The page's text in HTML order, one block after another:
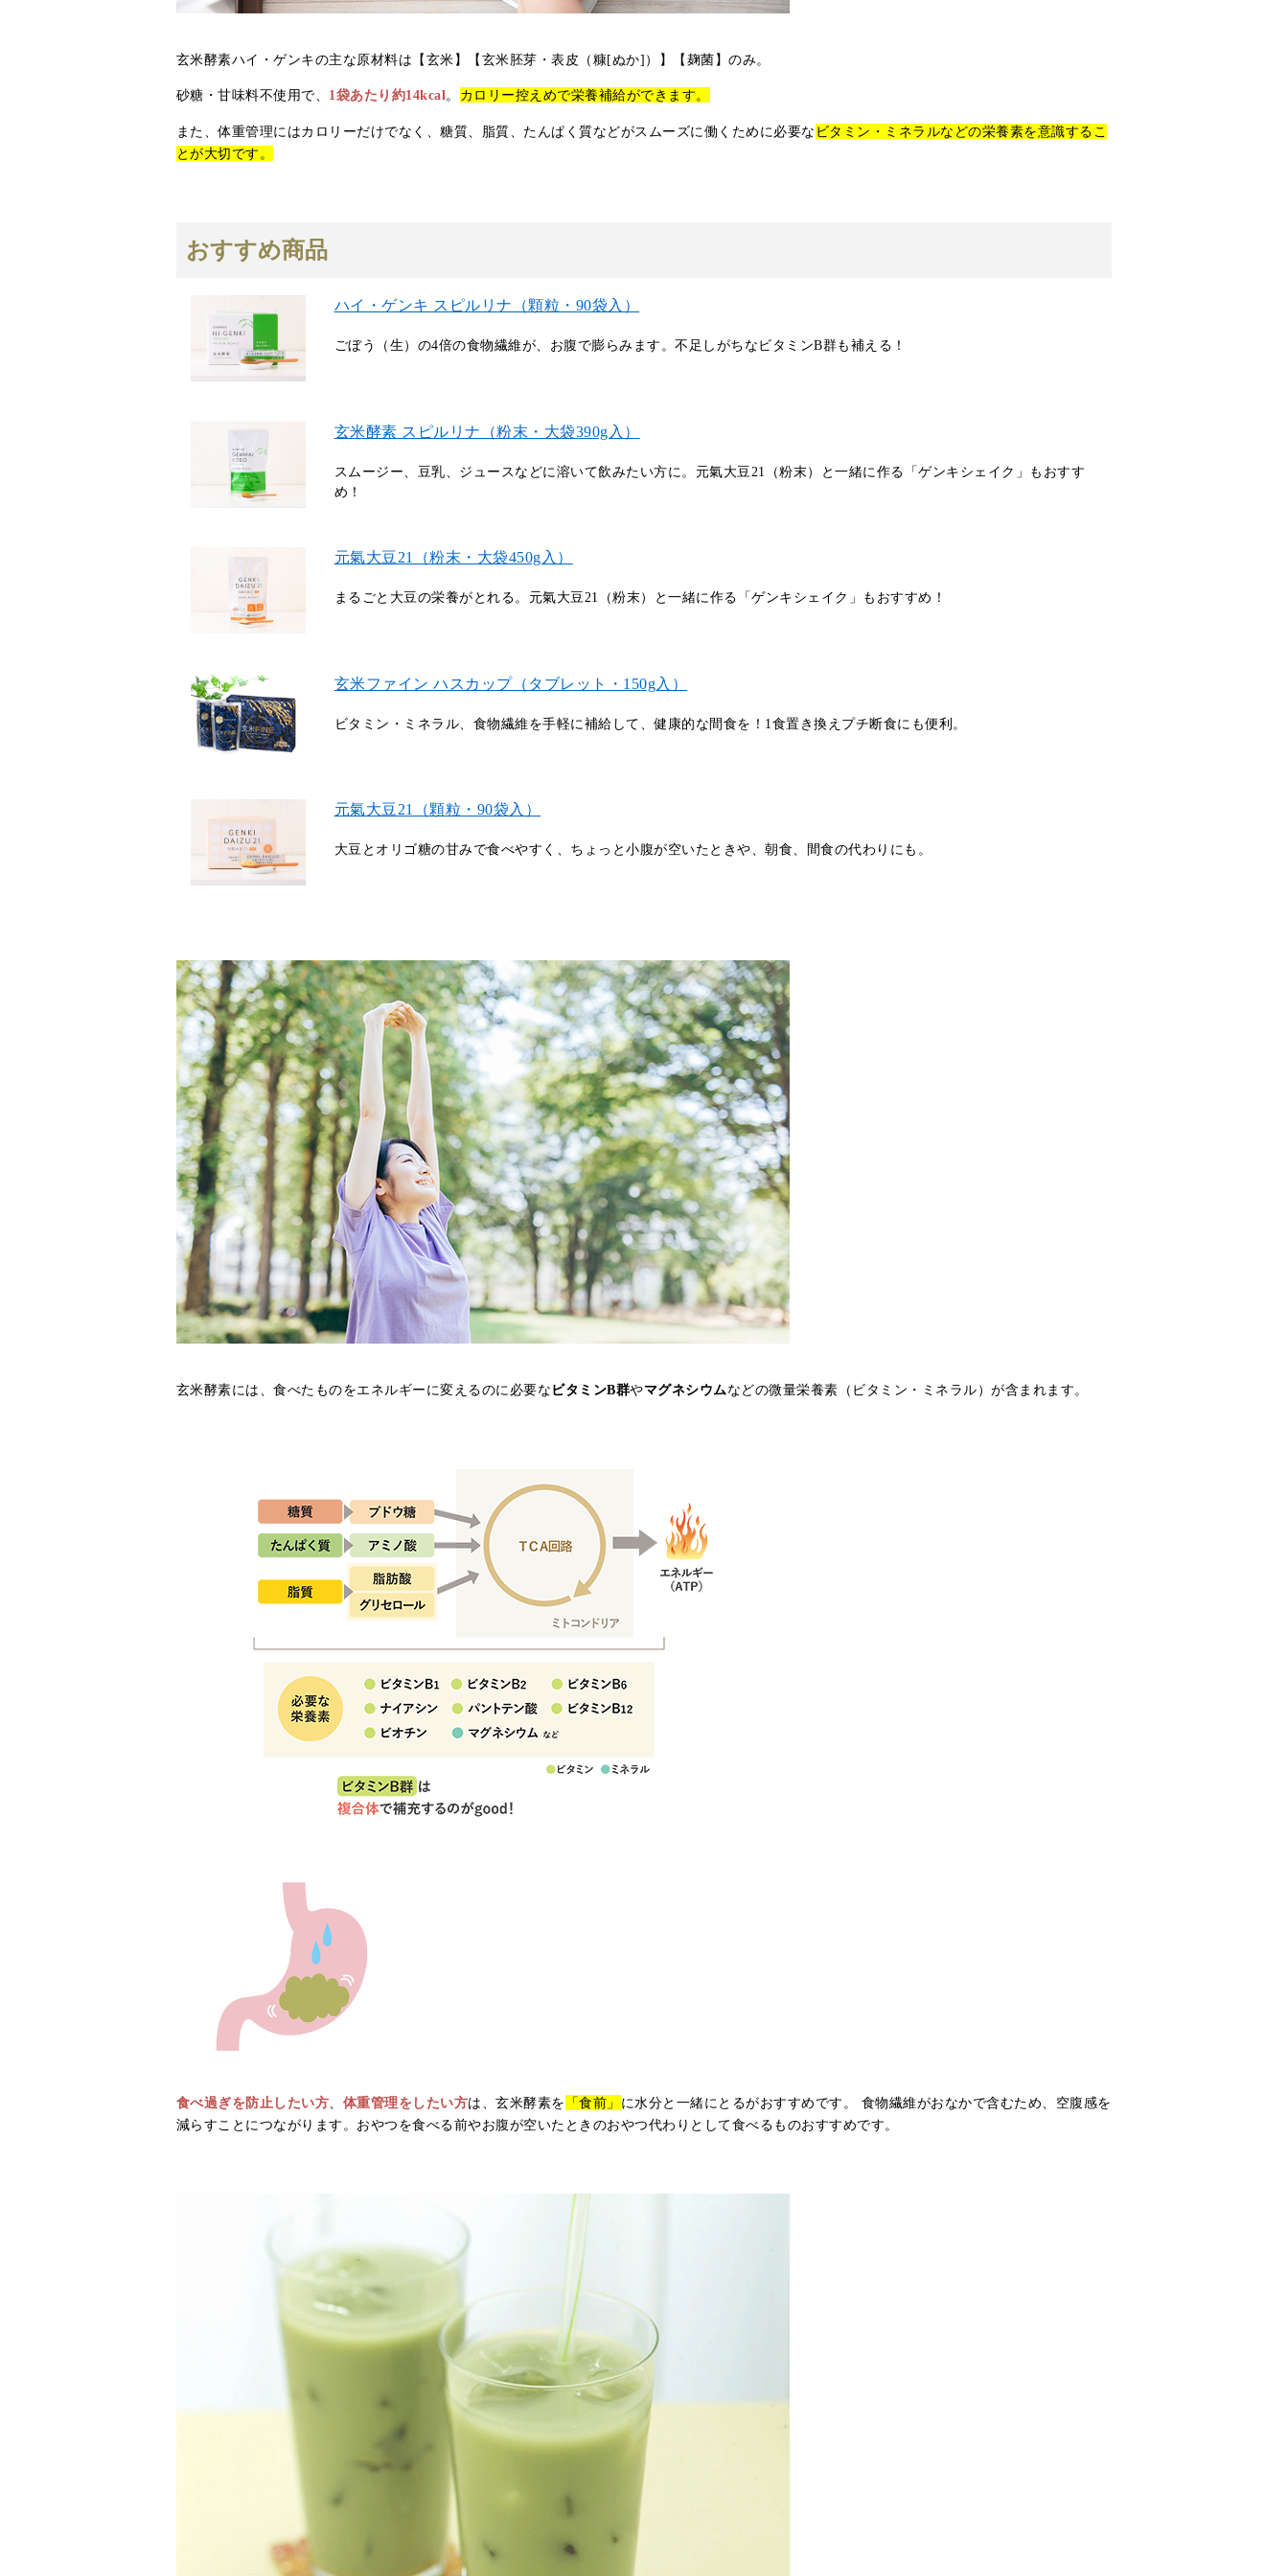
玄米酵素ハイ・ゲンキの主な原材料は【玄米】【玄米胚芽・表皮（糠[ぬか]）】【麹菌】のみ。
砂糖・甘味料不使用で、 1袋あたり約14kcal。 カロリー控えめで栄養補給ができます。
また、体重管理にはカロリーだけでなく、糖質、脂質、たんぱく質などがスムーズに働くために必要な ビタミン・ミネラルなどの栄養素を意識するこ
とが大切です。
おすすめ商品
ハイ・ゲンキ スピルリナ（顆粒・90袋入）
ごぼう（生）の4倍の食物繊維が、お腹で膨らみます。不足しがちなビタミンB群も補える！
玄米酵素 スピルリナ（粉末・大袋390g入）
スムージー、豆乳、ジュースなどに溶いて飲みたい方に。元氣大豆21（粉末）と一緒に作る「ゲンキシェイク」もおすす
め！
元氣大豆21（粉末・大袋450g入）
まるごと大豆の栄養がとれる。元氣大豆21（粉末）と一緒に作る「ゲンキシェイク」もおすすめ！
玄米ファイン ハスカップ（タブレット・150g入）
ビタミン・ミネラル、食物繊維を手軽に補給して、健康的な間食を！1食置き換えプチ断食にも便利。
元氣大豆21（顆粒・90袋入）
大豆とオリゴ糖の甘みで食べやすく、ちょっと小腹が空いたときや、朝食、間食の代わりにも。
玄米酵素には、食べたものをエネルギーに変えるのに必要なビタミンB群やマグネシウムなどの微量栄養素（ビタミン・ミネラル）が含まれます。
食べ過ぎを防止したい方 体重管理をしたい方は、玄米酵素を 「食前」 に水分と一緒にとるがおすすめです。 食物繊維がおなかで含むため、空腹感を
減らすことにつながります。おやつを食べる前やお腹が空いたときのおやつ代わりとして食べるものおすすめです。